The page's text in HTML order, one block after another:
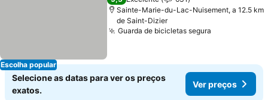
Escolha popular
Sainte-Marie-du-Lac-Nuisement, a 12.5 km
de Saint-Dizier
Guarda de bicicletas segura
Selecione as datas para ver os preços
exatos.
Ver preços